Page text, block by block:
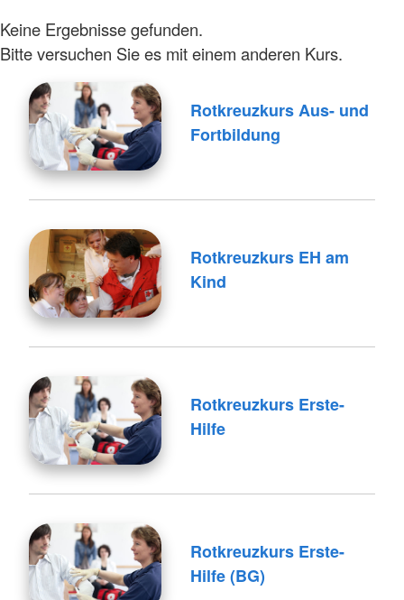
Keine Ergebnisse gefunden.
Bitte versuchen Sie es mit einem anderen Kurs.
Rotkreuzkurs Aus- und
Fortbildung
Rotkreuzkurs EH am
Kind
Rotkreuzkurs Erste-
Hilfe
Rotkreuzkurs Erste-
Hilfe (BG)